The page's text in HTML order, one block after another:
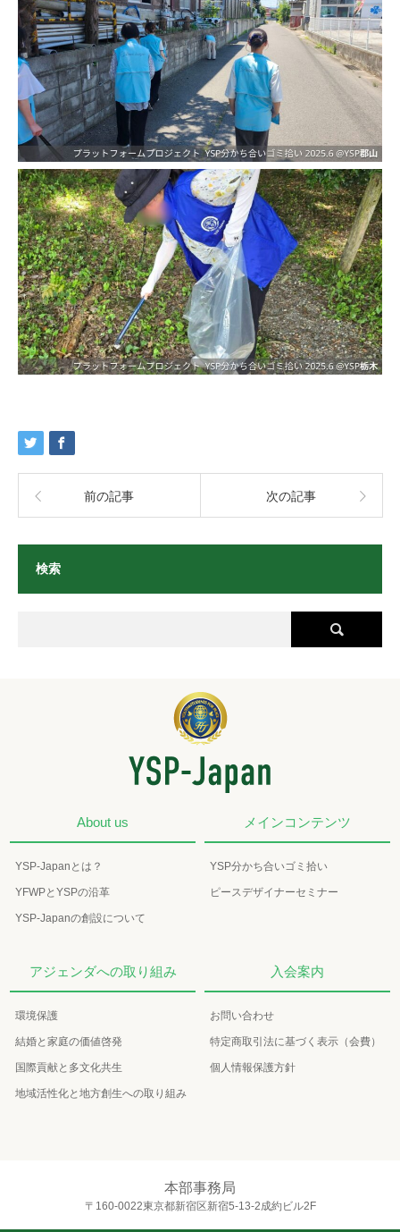
前の記事 次の記事
検索
About us
YSP-Japanとは？
YFWPとYSPの沿革
YSP-Japanの創設について
メインコンテンツ
YSP分かち合いゴミ拾い
ピースデザイナーセミナー
アジェンダへの取り組み
環境保護
結婚と家庭の価値啓発
国際貢献と多文化共生
地域活性化と地方創生への取り組み
入会案内
お問い合わせ
特定商取引法に基づく表示（会費）
個人情報保護方針
本部事務局
〒160-0022東京都新宿区新宿5-13-2成約ビル2F